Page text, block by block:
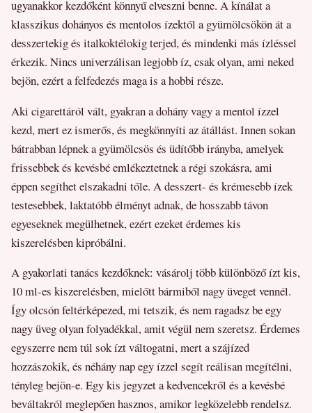
ugyanakkor kezdőként könnyű elveszni benne. A kínálat a
klasszikus dohányos és mentolos ízektől a gyümölcsökön át a
desszertekig és italkoktélokig terjed, és mindenki más ízléssel
érkezik. Nincs univerzálisan legjobb íz, csak olyan, ami neked
bejön, ezért a felfedezés maga is a hobbi része.
Aki cigarettáról vált, gyakran a dohány vagy a mentol ízzel
kezd, mert ez ismerős, és megkönnyíti az átállást. Innen sokan
bátrabban lépnek a gyümölcsös és üdítőbb irányba, amelyek
frissebbek és kevésbé emlékeztetnek a régi szokásra, ami
éppen segíthet elszakadni tőle. A desszert- és krémesebb ízek
testesebbek, laktatóbb élményt adnak, de hosszabb távon
egyeseknek megülhetnek, ezért ezeket érdemes kis
kiszerelésben kipróbálni.
A gyakorlati tanács kezdőknek: vásárolj több különböző ízt kis,
10 ml-es kiszerelésben, mielőtt bármiből nagy üveget vennél.
Így olcsón feltérképezed, mi tetszik, és nem ragadsz be egy
nagy üveg olyan folyadékkal, amit végül nem szeretsz. Érdemes
egyszerre nem túl sok ízt váltogatni, mert a szájízed
hozzászokik, és néhány nap egy ízzel segít reálisan megítélni,
tényleg bejön-e. Egy kis jegyzet a kedvencekről és a kevésbé
beváltakról meglepően hasznos, amikor legközelebb rendelsz.